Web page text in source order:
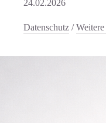
24.02.2026
Datenschutz /